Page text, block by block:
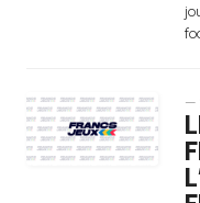
—